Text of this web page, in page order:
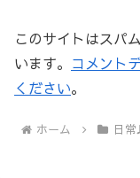
このサイトはスパ
います。 コメント
ください。
ホーム 日